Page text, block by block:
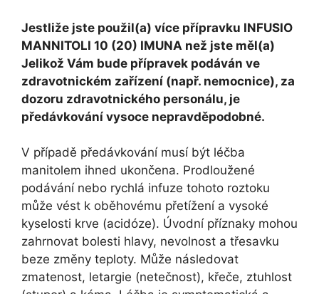
Jestliže jste použil(a) více přípravku INFUSIO
MANNITOLI 10 (20) IMUNA než jste měl(a)
Jelikož Vám bude přípravek podáván ve
zdravotnickém zařízení (např. nemocnice), za
dozoru zdravotnického personálu, je
předávkování vysoce nepravděpodobné.
V případě předávkování musí být léčba
manitolem ihned ukončena. Prodloužené
podávání nebo rychlá infuze tohoto roztoku
může vést k oběhovému přetížení a vysoké
kyselosti krve (acidóze). Úvodní příznaky mohou
zahrnovat bolesti hlavy, nevolnost a třesavku
beze změny teploty. Může následovat
zmatenost, letargie (netečnost), křeče, ztuhlost